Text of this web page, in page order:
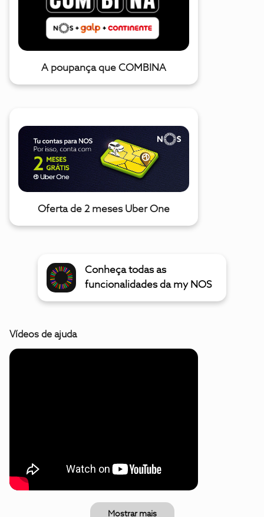
A poupança que COMBINA
Oferta de 2 meses Uber One
Conheça todas as
funcionalidades da my NOS
Vídeos de ajuda
Mostrar mais